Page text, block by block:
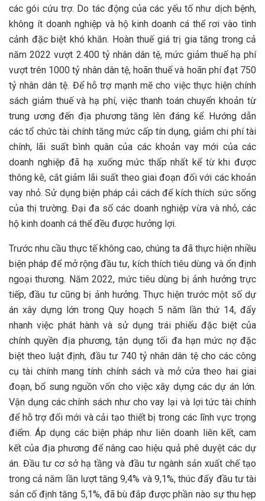
các gói cứu trợ. Do tác động của các yếu tố như dịch bệnh,
không ít doanh nghiệp và hộ kinh doanh cá thể rơi vào tình
cảnh đặc biệt khó khăn. Hoàn thuế giá trị gia tăng trong cả
năm 2022 vượt 2.400 tỷ nhân dân tệ, mức giảm thuế hạ phí
vượt trên 1000 tỷ nhân dân tệ, hoãn thuế và hoãn phí đạt 750
tỷ nhân dân tệ. Để hỗ trợ mạnh mẽ cho việc thực hiện chính
sách giảm thuế và hạ phí, việc thanh toán chuyển khoản từ
trung ương đến địa phương tăng lên đáng kể. Hướng dẫn
các tổ chức tài chính tăng mức cấp tín dụng, giảm chi phí tài
chính, lãi suất bình quân của các khoản vay mới của các
doanh nghiệp đã hạ xuống mức thấp nhất kể từ khi được
thông kê, cắt giảm lãi suất theo giai đoạn đối với các khoản
vay nhỏ. Sử dụng biện pháp cải cách để kích thích sức sống
của thị trường. Đại đa số các doanh nghiệp vừa và nhỏ, các
hộ kinh doanh cá thể đều được hưởng lợi.
Trước nhu cầu thực tế không cao, chúng ta đã thực hiện nhiều
biện pháp để mở rộng đầu tư, kích thích tiêu dùng và ổn định
ngoại thương. Năm 2022, mức tiêu dùng bị ảnh hưởng trực
tiếp, đầu tư cũng bị ảnh hưởng. Thực hiện trước một số dự
án xây dựng lớn trong Quy hoạch 5 năm lần thứ 14, đẩy
nhanh việc phát hành và sử dụng trái phiếu đặc biệt của
chính quyền địa phương, tận dụng tối đa hạn mức nợ đặc
biệt theo luật định, đầu tư 740 tỷ nhân dân tệ cho các công
cụ tài chính mang tính chính sách và mở cửa theo hai giai
đoạn, bổ sung nguồn vốn cho việc xây dựng các dự án lớn.
Vận dụng các chính sách như cho vay lại và lợi tức tài chính
để hỗ trợ đổi mới và cải tạo thiết bị trong các lĩnh vực trọng
điểm. Áp dụng các biện pháp như liên doanh liên kết, cam
kết của địa phương để nâng cao hiệu quả phê duyệt các dự
án. Đầu tư cơ sở hạ tầng và đầu tư ngành sản xuất chế tạo
trong cả năm lần lượt tăng 9,4% và 9,1%, thúc đẩy đầu tư tài
sản cố định tăng 5,1%, đã bù đắp được phần nào sự thu hẹp